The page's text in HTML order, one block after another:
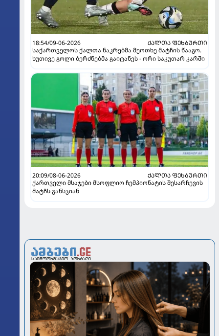
18:54/09-06-2026
ᲥᲐᲚᲗᲐ ᲤᲔᲮᲑᲣᲠᲗᲘ
საქართველოს ქალთა ნაკრებმა მეოთხე მატჩის წააგო.
ხუთივე გოლი ბერძნებმა გაიტანეს - ორი საკუთარ კარში
20:09/08-06-2026
ᲥᲐᲚᲗᲐ ᲤᲔᲮᲑᲣᲠᲗᲘ
ქართველი მსაჯები მსოფლიო ჩემპიონატის შესარჩევის
მატჩს განსჯიან